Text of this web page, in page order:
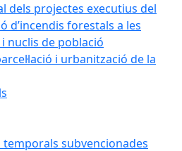
dels projectes executius del
d’incendis forestals a les
nuclis de població
i urbanització de la
subvencionades